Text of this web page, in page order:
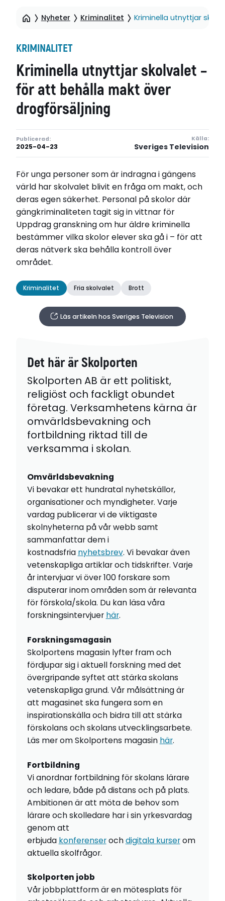
Nyheter Kriminalitet Kriminella utnyttjar
KRIMINALITET
Kriminella utnyttjar skolvalet –
för att behålla makt över
drogförsäljning
Publicerad:
2025-04-23
Källa:
Sveriges Television
För unga personer som är indragna i gängens
värld har skolvalet blivit en fråga om makt, och
deras egen säkerhet. Personal på skolor där
gängkriminaliteten tagit sig in vittnar för
Uppdrag granskning om hur äldre kriminella
bestämmer vilka skolor elever ska gå i – för att
deras nätverk ska behålla kontroll över
området.
Kriminalitet Fria skolvalet Brott
Läs artikeln hos Sveriges Television
Det här är Skolporten
Skolporten AB är ett politiskt,
religiöst och fackligt obundet
företag. Verksamhetens kärna är
omvärldsbevakning och
fortbildning riktad till de
verksamma i skolan.
Omvärldsbevakning
Vi bevakar ett hundratal nyhetskällor,
organisationer och myndigheter. Varje
vardag publicerar vi de viktigaste
skolnyheterna på vår webb samt
sammanfattar dem i
kostnadsfria nyhetsbrev. Vi bevakar även
vetenskapliga artiklar och tidskrifter. Varje
år intervjuar vi över 100 forskare som
disputerar inom områden som är relevanta
för förskola/skola. Du kan läsa våra
forskningsintervjuer här.
Forskningsmagasin
Skolportens magasin lyfter fram och
fördjupar sig i aktuell forskning med det
övergripande syftet att stärka skolans
vetenskapliga grund. Vår målsättning är
att magasinet ska fungera som en
inspirationskälla och bidra till att stärka
förskolans och skolans utvecklingsarbete.
Läs mer om Skolportens magasin här.
Fortbildning
Vi anordnar fortbildning för skolans lärare
och ledare, både på distans och på plats.
Ambitionen är att möta de behov som
lärare och skolledare har i sin yrkesvardag
genom att
erbjuda konferenserochdigitala kurserom
aktuella skolfrågor.
Skolporten jobb
Vår jobbplattform är en mötesplats för